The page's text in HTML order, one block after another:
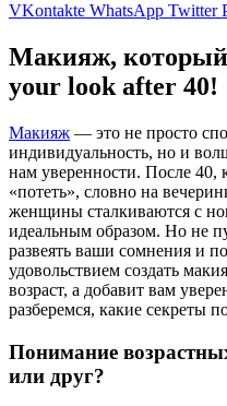
VKontakte WhatsApp Twitter
Макияж,
your look after 40!
Макияж — это не просто
индивидуальность, но и
нам уверенности. После 40,
«потеть», словно на
женщины сталкиваются с
идеальным образом. Но не
развеять ваши сомнения и
удовольствием создать
возраст, а добавит вам
разберемся, какие секреты
Понимание
или друг?